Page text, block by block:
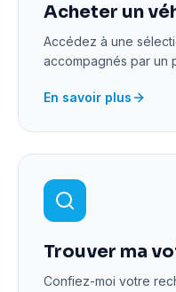
Acheter un
Accédez à une
accompagnés par un
En savoir plus
Trouver ma
Confiez-moi votre